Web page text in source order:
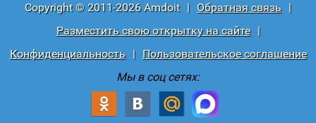
Copyright © 2011-2026 Amdoit | Обратная связь |
Разместить свою открытку на сайте
|
Конфиденциальность
|
Пользовательское соглашение
Мы в соц сетях: